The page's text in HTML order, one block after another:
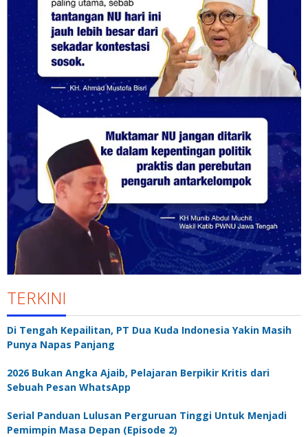
TERKINI
Di Tengah Kepailitan, PT Dua Kuda Indonesia Yakin Masih
Punya Napas Panjang
2026 Bukan Angka Ajaib, Pelajaran Berpikir Kritis dari
Sebuah Pesan WhatsApp
Serial Panduan Lulusan Perguruan Tinggi Untuk Menjadi
Pemimpin Masa Depan (Episode 2)